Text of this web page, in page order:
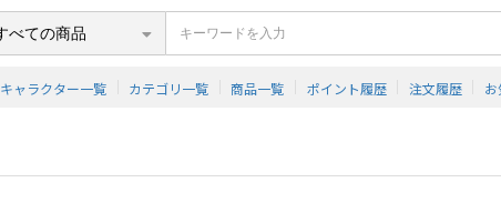
キャラクター一覧 カテゴリ一覧 商品一覧 ポイント履歴 注文履歴